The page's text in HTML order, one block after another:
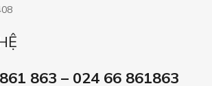
863 – 024 66 861863